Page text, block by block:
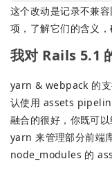
这个改动是记录不兼
项，了解它们的含义，
我对 Rails 5.1
yarn & webpack 的支
认使用 assets
融合的很好，你既可
yarn 来管理部分前端
node_modules 的